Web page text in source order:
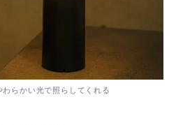
らかい光で照らしてくれる